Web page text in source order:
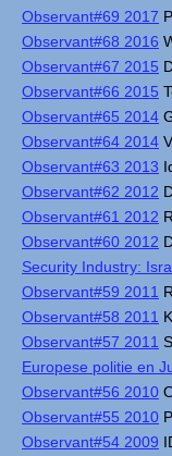
Observant#69 2017
Observant#68 2016
Observant#67 2015
Observant#66 2015
Observant#65 2014
Observant#64 2014
Observant#63 2013
Observant#62 2012
Observant#61 2012
Observant#60 2012
Security Industry:
Observant#59 2011
Observant#58 2011
Observant#57 2011
Europese politie en
Observant#56 2010
Observant#55 2010
Observant#54 2009